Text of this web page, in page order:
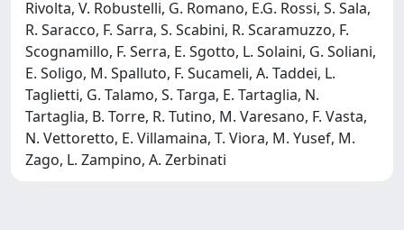
Rivolta, V. Robustelli, G. Romano, E.G. Rossi, S. Sala,
R. Saracco, F. Sarra, S. Scabini, R. Scaramuzzo, F.
Scognamillo, F. Serra, E. Sgotto, L. Solaini, G. Soliani,
E. Soligo, M. Spalluto, F. Sucameli, A. Taddei, L.
Taglietti, G. Talamo, S. Targa, E. Tartaglia, N.
Tartaglia, B. Torre, R. Tutino, M. Varesano, F. Vasta,
N. Vettoretto, E. Villamaina, T. Viora, M. Yusef, M.
Zago, L. Zampino, A. Zerbinati